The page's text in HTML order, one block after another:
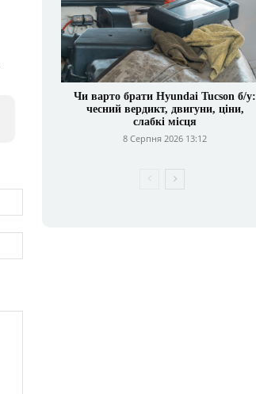
mail:*
Чи варто брати Hyundai Tucson б/у:
чесний вердикт, двигуни, ціни,
слабкі місця
8 Серпня 2026 13:12